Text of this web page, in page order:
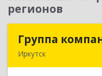
регионов
Группа
Иркутск